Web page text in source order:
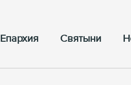
Епархия Cвятыни